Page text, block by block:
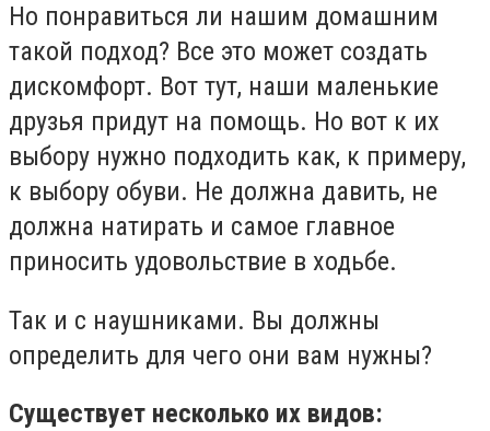
Но понравиться ли нашим домашним
такой подход? Все это может создать
дискомфорт. Вот тут, наши маленькие
друзья придут на помощь. Но вот к их
выбору нужно подходить как, к примеру,
к выбору обуви. Не должна давить, не
должна натирать и самое главное
приносить удовольствие в ходьбе.
Так и с наушниками. Вы должны
определить для чего они вам нужны?
Существует несколько их видов: